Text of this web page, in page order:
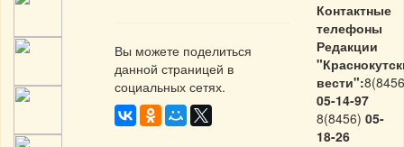
Вы можете поделиться
данной страницей в
социальных сетях.
Контактные
телефоны
Редакции
вести":
05-14-97
8(8456) 05-
18-26